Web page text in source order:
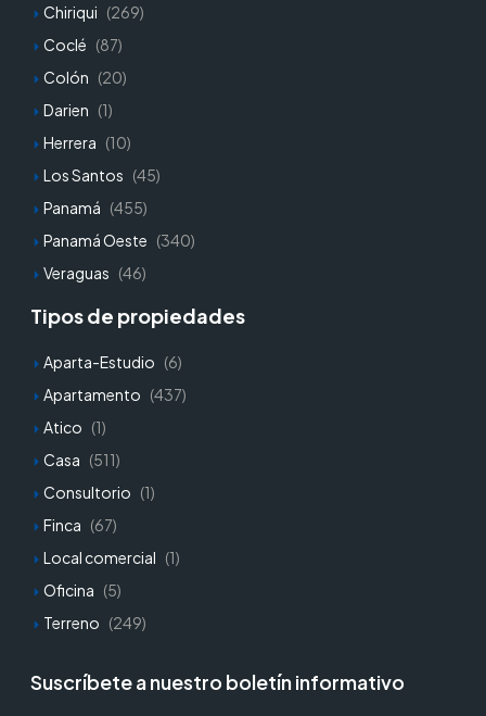
Chiriqui (269)
Coclé (87)
Colón (20)
Darien (1)
Herrera (10)
Los Santos (45)
Panamá (455)
Panamá Oeste (340)
Veraguas (46)
Tipos de propiedades
Aparta-Estudio (6)
Apartamento (437)
Atico (1)
Casa (511)
Consultorio (1)
Finca (67)
Local comercial (1)
Oficina (5)
Terreno (249)
Suscríbete a nuestro boletín informativo